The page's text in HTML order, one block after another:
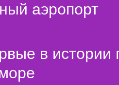
аэропорт
в истории